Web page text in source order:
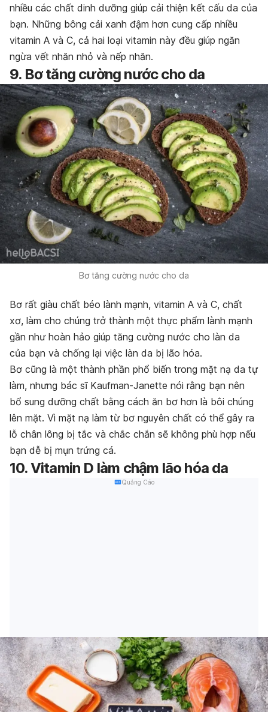
nhiều các chất dinh dưỡng giúp cải thiện kết cấu da của
bạn. Những bông cải xanh đậm hơn cung cấp nhiều
vitamin A và C, cả hai loại vitamin này đều giúp ngăn
ngừa vết nhăn nhỏ và nếp nhăn.
9. Bơ tăng cường nước cho da
Bơ tăng cường nước cho da
Bơ rất giàu chất béo lành mạnh, vitamin A và C, chất
xơ, làm cho chúng trở thành một thực phẩm lành mạnh
gần như hoàn hảo giúp tăng cường nước cho làn da
của bạn và chống lại việc làn da bị lão hóa.
Bơ cũng là một thành phần phổ biến trong mặt nạ da tự
làm, nhưng bác sĩ Kaufman-Janette nói rằng bạn nên
bổ sung dưỡng chất bằng cách ăn bơ hơn là bôi chúng
lên mặt. Vì mặt nạ làm từ bơ nguyên chất có thể gây ra
lỗ chân lông bị tắc và chắc chắn sẽ không phù hợp nếu
bạn dễ bị mụn trứng cá.
10. Vitamin D làm chậm lão hóa da
Quảng Cáo